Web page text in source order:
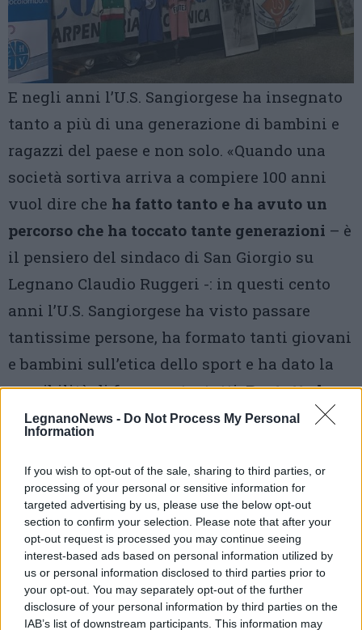
LegnanoNews - Do Not Process My Personal
Information
If you wish to opt-out of the sale, sharing to third parties, or
processing of your personal or sensitive information for
targeted advertising by us, please use the below opt-out
section to confirm your selection. Please note that after your
opt-out request is processed you may continue seeing
interest-based ads based on personal information utilized by
us or personal information disclosed to third parties prior to
your opt-out. You may separately opt-out of the further
disclosure of your personal information by third parties on the
IAB’s list of downstream participants. This information may
E negli anni l’U.S. Sangiorgese ha insegnato
tanto a più di una generazione di bambini e
ragazzi del paese e non solo. «Quando una
società sortiva arriva a compiere 100 anni
vuol dire che ha fatto tanto e ha avuto un
percorso che ha toccato tante generazioni – è
il pensiero del sindaco di San Giorgio su
Legnano Claudio Ruggeri -: in questi cento
anni l’U.S. Sangiorgese ha visto passare
tantissime persone, ha formato tanti giovani
e bambini sull’etica dello sport e ha dato la
possibilità di fare sport a tutti.Per tutte le
età la sportiva è stata sinonimo di
questo piccolo paese che è riuscito a darle
tante risorse con una forte spinta di
volontariato, specialmente per quanto
riguarda il Campaccio ma anche per l’attività
di tutti i giorni. Sono orgoglioso di essere il
sindaco di questo paese e di avereuna